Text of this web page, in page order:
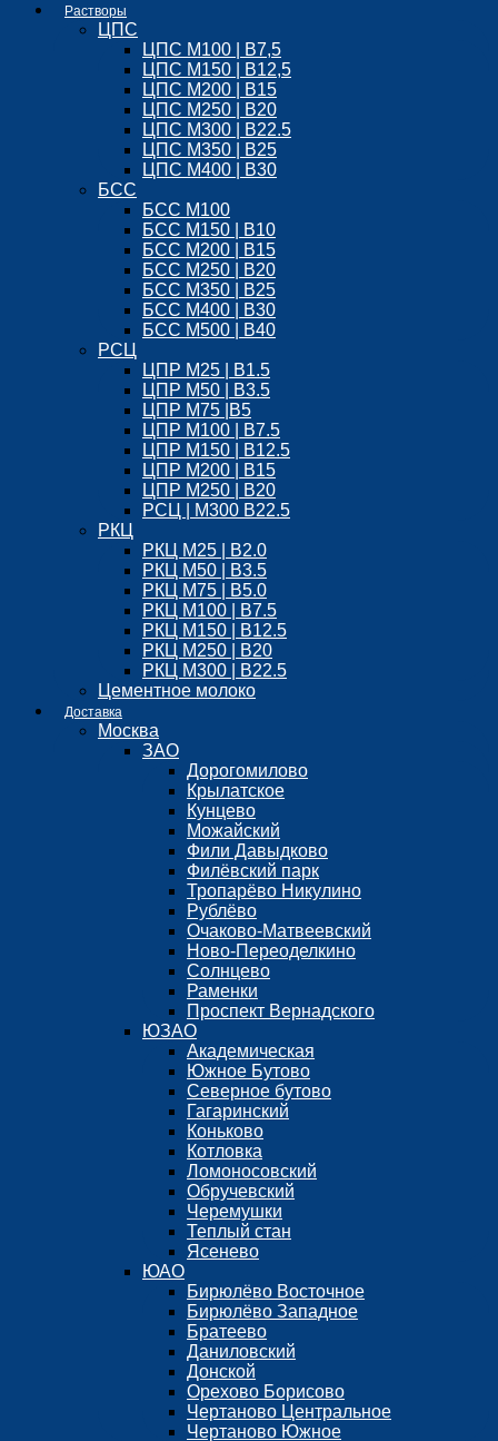
Растворы
ЦПС
ЦПС М100 | B7,5
ЦПС М150 | B12,5
ЦПС М200 | B15
ЦПС М250 | B20
ЦПС М300 | B22.5
ЦПС М350 | B25
ЦПС М400 | B30
БСС
БСС М100
БСС М150 | B10
БСС М200 | B15
БСС М250 | B20
БСС М350 | B25
БСС М400 | B30
БСС М500 | B40
РСЦ
ЦПР М25 | B1.5
ЦПР М50 | B3.5
ЦПР М75 |B5
ЦПР М100 | B7.5
ЦПР М150 | B12.5
ЦПР М200 | B15
ЦПР М250 | B20
РСЦ | М300 B22.5
РКЦ
РКЦ М25 | B2.0
РКЦ М50 | B3.5
РКЦ М75 | B5.0
РКЦ М100 | B7.5
РКЦ М150 | B12.5
РКЦ М250 | B20
РКЦ М300 | B22.5
Цементное молоко
Доставка
Москва
ЗАО
Дорогомилово
Крылатское
Кунцево
Можайский
Фили Давыдково
Филёвский парк
Тропарёво Никулино
Рублёво
Очаково-Матвеевский
Ново-Переоделкино
Солнцево
Раменки
Проспект Вернадского
ЮЗАО
Академическая
Южное Бутово
Северное бутово
Гагаринский
Коньково
Котловка
Ломоносовский
Обручевский
Черемушки
Теплый стан
Ясенево
ЮАО
Бирюлёво Восточное
Бирюлёво Западное
Братеево
Даниловский
Донской
Орехово Борисово
Чертаново Центральное
Чертаново Южное